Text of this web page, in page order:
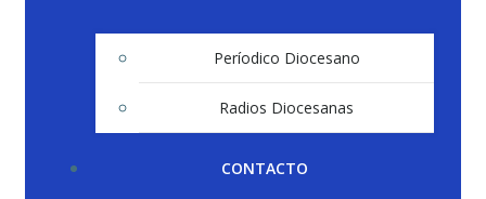
Períodico Diocesano
Radios Diocesanas
CONTACTO